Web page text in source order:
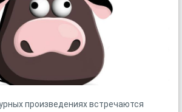
произведениях встречаются